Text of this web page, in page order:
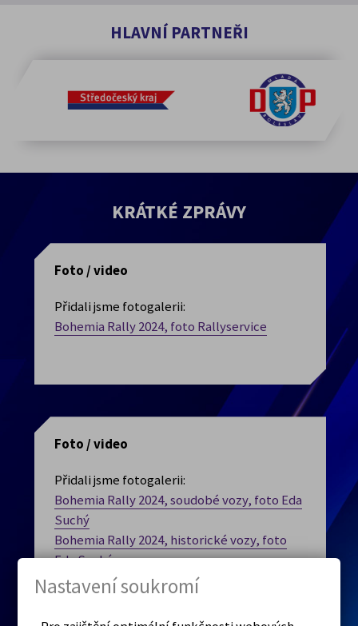
HLAVNÍ PARTNEŘI
KRÁTKÉ ZPRÁVY
Foto / video
Přidali jsme fotogalerii:
Bohemia Rally 2024, foto Rallyservice
Foto / video
Přidali jsme fotogalerii:
Bohemia Rally 2024, soudobé vozy, foto Eda
Suchý
Bohemia Rally 2024, historické vozy, foto
Eda Suchý
Nastavení soukromí